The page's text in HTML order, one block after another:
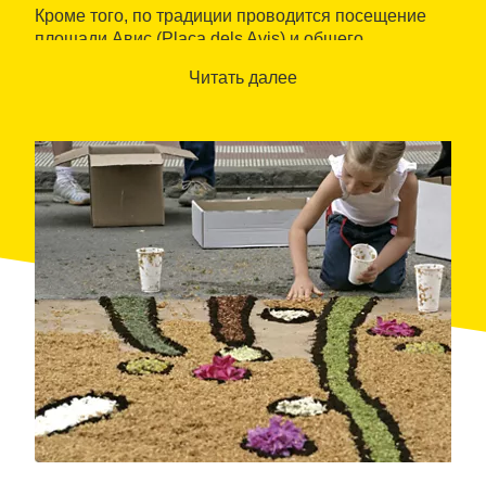
Кроме того, по традиции проводится посещение
площади Авис (Plaça dels Avis) и общего
«Танцующее яйцо»(L'ou com balla), что является
Читать далее